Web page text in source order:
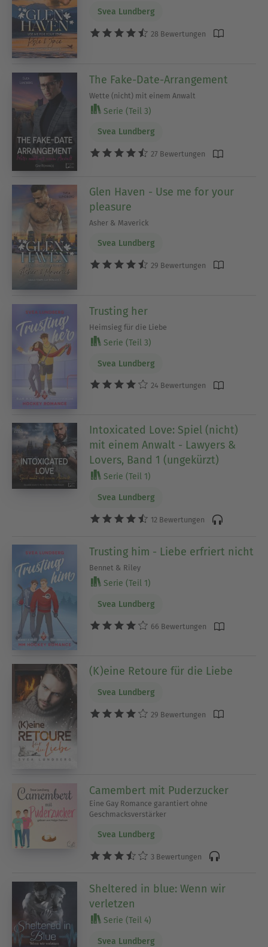
Svea Lundberg
28 Bewertungen
The Fake-Date-Arrangement
Wette (nicht) mit einem Anwalt
Serie (Teil 3)
Svea Lundberg
27 Bewertungen
Glen Haven - Use me for your
pleasure
Asher & Maverick
Svea Lundberg
29 Bewertungen
Trusting her
Heimsieg für die Liebe
Serie (Teil 3)
Svea Lundberg
24 Bewertungen
Intoxicated Love: Spiel (nicht)
mit einem Anwalt - Lawyers &
Lovers, Band 1 (ungekürzt)
Serie (Teil 1)
Svea Lundberg
12 Bewertungen
Trusting him - Liebe erfriert nicht
Bennet & Riley
Serie (Teil 1)
Svea Lundberg
66 Bewertungen
(K)eine Retoure für die Liebe
Svea Lundberg
29 Bewertungen
Camembert mit Puderzucker
Eine Gay Romance garantiert ohne
Geschmacksverstärker
Svea Lundberg
3 Bewertungen
Sheltered in blue: Wenn wir
verletzen
Serie (Teil 4)
Svea Lundberg